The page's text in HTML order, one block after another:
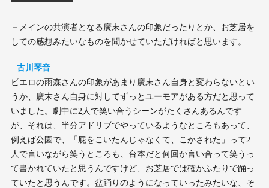
－メインの共演者となる廣末さんの印象だったりとか、お芝居を
しての感想みたいなものを聞かせていただければと思います。
古川琴音
ピエロの雨森さんの印象があまり廣末さん自身と変わらないとい
うか、廣末さん自身に対してずっとユーモアがある方だと思って
いました。劇中に2人で笑い合うシーンがたくさんあるんです
が、それは、半分アドリブでやっているようなところもあって、
例えば公園で、「屁をこいたんじゃなくて、こかされた」って2
人で言いながら笑うところも、台本だと何回か言い合って笑うっ
て書かれていたと思うんですけど、お芝居では確かふたりで踊っ
ていたと思うんです。盆踊りのようになっていったみたいな、そ